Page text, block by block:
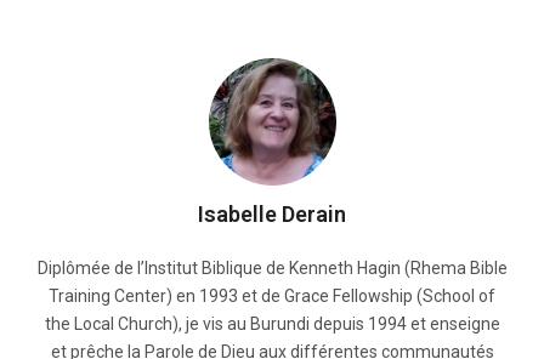
Isabelle Derain
Diplômée de l’Institut Biblique de Kenneth Hagin (Rhema Bible
Training Center) en 1993 et de Grace Fellowship (School of
the Local Church), je vis au Burundi depuis 1994 et enseigne
et prêche la Parole de Dieu aux différentes communautés